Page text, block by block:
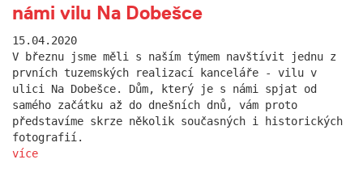
námi vilu Na Dobešce
15.04.2020
V březnu jsme měli s naším týmem navštívit jednu z
prvních tuzemských realizací kanceláře - vilu v
ulici Na Dobešce. Dům, který je s námi spjat od
samého začátku až do dnešních dnů, vám proto
představíme skrze několik současných i historických
fotografií.
více